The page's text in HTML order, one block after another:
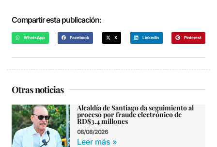
Compartir esta publicación:
WhatsApp Facebook X LinkedIn Pinterest
Otras noticias
Alcaldía de Santiago da seguimiento al
proceso por fraude electrónico de
RD$3.4 millones
08/08/2026
Leer más »